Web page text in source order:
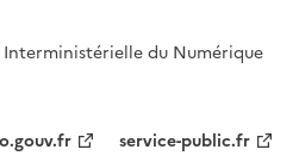
du Numérique
service-public.fr